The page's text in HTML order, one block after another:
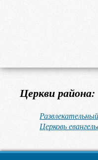
Церкви района:
Церковь